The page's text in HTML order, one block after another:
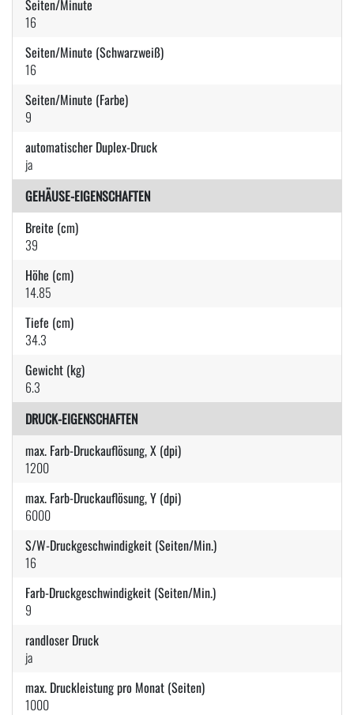
Seiten/Minute
16
Seiten/Minute (Schwarzweiß)
16
Seiten/Minute (Farbe)
9
automatischer Duplex-Druck
ja
GEHÄUSE-EIGENSCHAFTEN
Breite (cm)
39
Höhe (cm)
14.85
Tiefe (cm)
34.3
Gewicht (kg)
6.3
DRUCK-EIGENSCHAFTEN
max. Farb-Druckauflösung, X (dpi)
1200
max. Farb-Druckauflösung, Y (dpi)
6000
S/W-Druckgeschwindigkeit (Seiten/Min.)
16
Farb-Druckgeschwindigkeit (Seiten/Min.)
9
randloser Druck
ja
max. Druckleistung pro Monat (Seiten)
1000